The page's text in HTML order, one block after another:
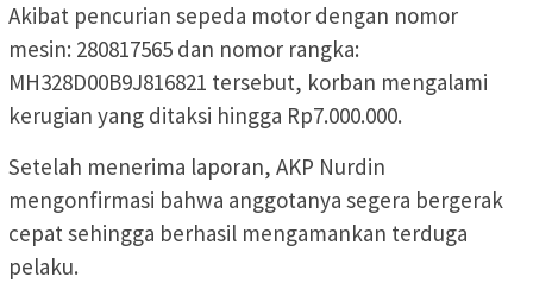
Akibat pencurian sepeda motor dengan nomor
mesin: 280817565 dan nomor rangka:
MH328D00B9J816821 tersebut, korban mengalami
kerugian yang ditaksi hingga Rp7.000.000.
Setelah menerima laporan, AKP Nurdin
mengonfirmasi bahwa anggotanya segera bergerak
cepat sehingga berhasil mengamankan terduga
pelaku.